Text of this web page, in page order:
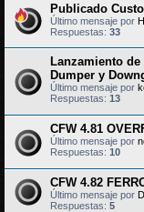
Publicado
Último mensaje por
Respuestas: 33
Lanzamiento
Dumper y
Último mensaje por
Respuestas: 13
CFW 4.81
Último mensaje por
Respuestas: 10
CFW 4.82
Último mensaje por
Respuestas: 5